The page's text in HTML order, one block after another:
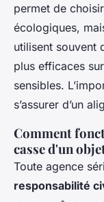
permet de
écologiques,
utilisent souvent
plus efficaces
sensibles.
s’assurer d’un
Comment
casse d'un
Toute agence
responsabilité